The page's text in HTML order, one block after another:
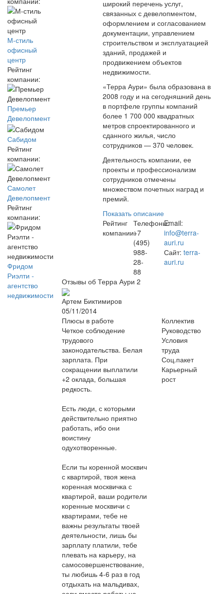
М-стиль
офисный
центр
Рейтинг
компании:
Премьер
Девелопмент
Сабидом
Рейтинг
компании:
Самолет
Девелопмент
Рейтинг
компании:
Фридом
Риэлти -
агентство
недвижимости
широкий перечень услуг,
связанных с девелопментом,
оформлением и согласованием
документации, управлением
строительством и эксплуатацией
зданий, продажей и
продвижением объектов
недвижимости.
«Терра Аури» была образована в
2008 году и на сегодняшний день
в портфеле группы компаний
более 1 700 000 квадратных
метров спроектированного и
сданного жилья, число
сотрудников — 370 человек.
Деятельность компании, ее
проекты и профессионализм
сотрудников отмечены
множеством почетных наград и
премий.
Показать описание
Рейтинг
компании:
Телефоны:
+7
(495)
988-
28-
88
Email:
info@terra-
auri.ru
Сайт: terra-
auri.ru
Отзывы об Терра Аури 2
Артем Биктимиров
05/11/2014
Плюсы в работе
Четкое соблюдение
трудового
законодательства. Белая
зарплата. При
сокращении выплатили
+2 оклада, большая
редкость.
Есть люди, с которыми
действительно приятно
работать, ибо они
воистину
одухотворенные.
Если ты коренной москвич
с квартирой, твоя жена
коренная москвичка с
квартирой, ваши родители
коренные москвичи с
квартирами, тебе не
важны результаты твоей
деятельности, лишь бы
зарплату платили, тебе
плевать на карьеру, на
самосовершенствование,
ты любишь 4-6 раз в год
отдыхать на мальдивах,
Коллектив
Руководство
Условия
труда
Соц.пакет
Карьерный
рост